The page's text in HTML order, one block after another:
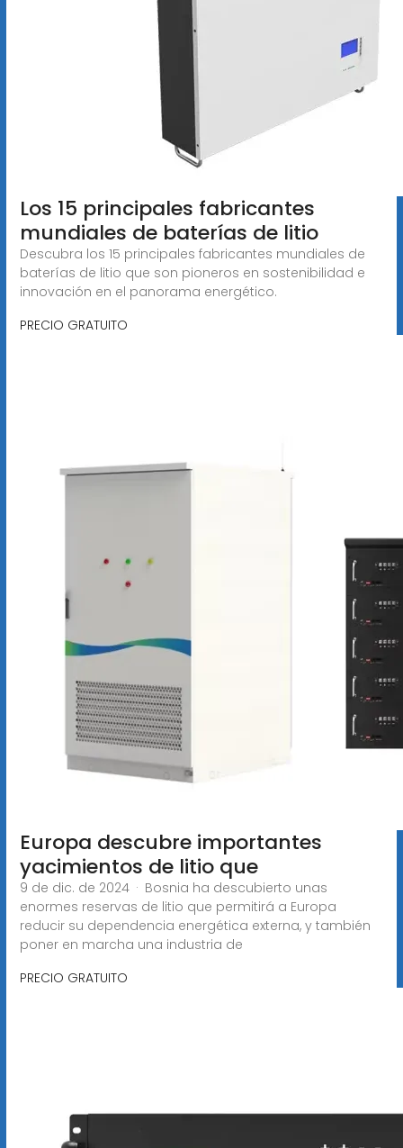
Los 15 principales fabricantes
mundiales de baterías de litio
Descubra los 15 principales fabricantes mundiales de
baterías de litio que son pioneros en sostenibilidad e
innovación en el panorama energético.
PRECIO GRATUITO
Europa descubre importantes
yacimientos de litio que
9 de dic. de 2024 · Bosnia ha descubierto unas
enormes reservas de litio que permitirá a Europa
reducir su dependencia energética externa, y también
poner en marcha una industria de
PRECIO GRATUITO